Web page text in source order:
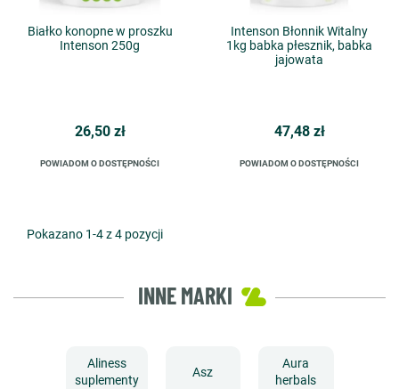
Białko konopne w proszku
Intenson 250g
26,50 zł
POWIADOM O DOSTĘPNOŚCI
Intenson Błonnik Witalny
1kg babka płesznik, babka
jajowata
47,48 zł
POWIADOM O DOSTĘPNOŚCI
Pokazano 1-4 z 4 pozycji
INNE MARKI
Aliness
suplementy
Asz
Aura
herbals